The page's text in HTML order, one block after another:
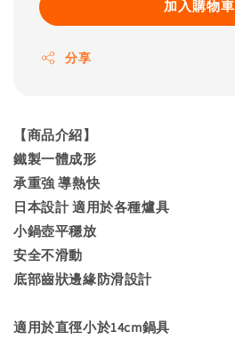
加入購物車
分享
【商品介紹】
鐵製一體成形
承重強 導熱快
日本設計 適用於各種爐具
小鍋壺平穩放
安全不滑動
底部齒狀邊緣防滑設計
適用於直徑小於14cm鍋具